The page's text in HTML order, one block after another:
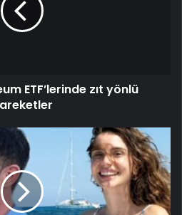
ETF’lerinde zıt yönlü